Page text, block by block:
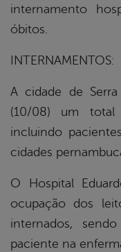
internamento
óbitos.
INTERNAMENTOS:
A cidade de
(10/08) um total
incluindo
cidades
O Hospital
ocupação dos
internados,
paciente na